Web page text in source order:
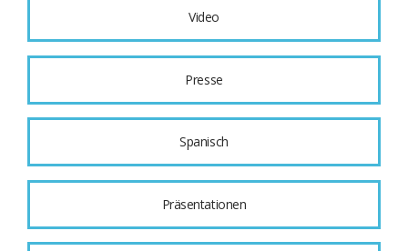
Video
Presse
Spanisch
Präsentationen